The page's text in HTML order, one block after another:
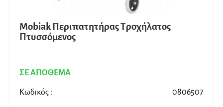
Mobiak Περιπατητήρας Τροχήλατος
Πτυσσόμενος
ΣΕ ΑΠΟΘΕΜΑ
Κωδικός : 0806507